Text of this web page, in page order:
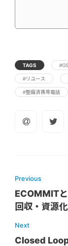
TAGS
#リユース
#整備済携帯電話
Previous
ECOMMIT
回収・資源
Next
Closed